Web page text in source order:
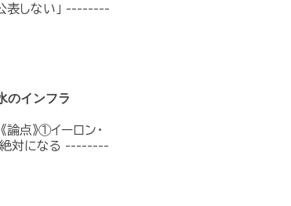
表しない」 --------
のインフラ
論点》①イーロン・
絶対になる --------